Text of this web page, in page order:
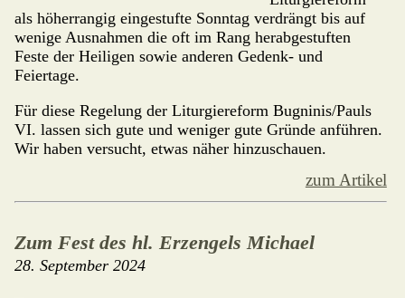
als höherrangig eingestufte Sonn­tag verdrängt bis auf
wenige Ausnahmen die oft im Rang herabgestuften
Feste der Heiligen sowie anderen Gedenk- und
Feiertage.
Für diese Regelung der Liturgiereform Bugninis/Pauls
VI. lassen sich gute und weniger gute Gründe anführen.
Wir haben versucht, etwas näher hinzuschauen.
zum Artikel
Zum Fest des hl. Erzengels Michael
28. September 2024